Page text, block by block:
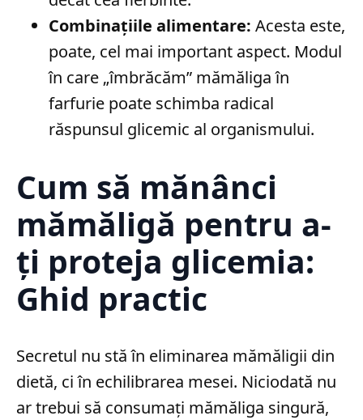
Combinațiile alimentare: Acesta este,
poate, cel mai important aspect. Modul
în care „îmbrăcăm” mămăliga în
farfurie poate schimba radical
răspunsul glicemic al organismului.
Cum să mănânci
mămăligă pentru a-
ți proteja glicemia:
Ghid practic
Secretul nu stă în eliminarea mămăligii din
dietă, ci în echilibrarea mesei. Niciodată nu
ar trebui să consumați mămăliga singură,